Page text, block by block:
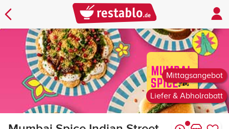
Liefer & Abholrabatt
Mittagsangebot